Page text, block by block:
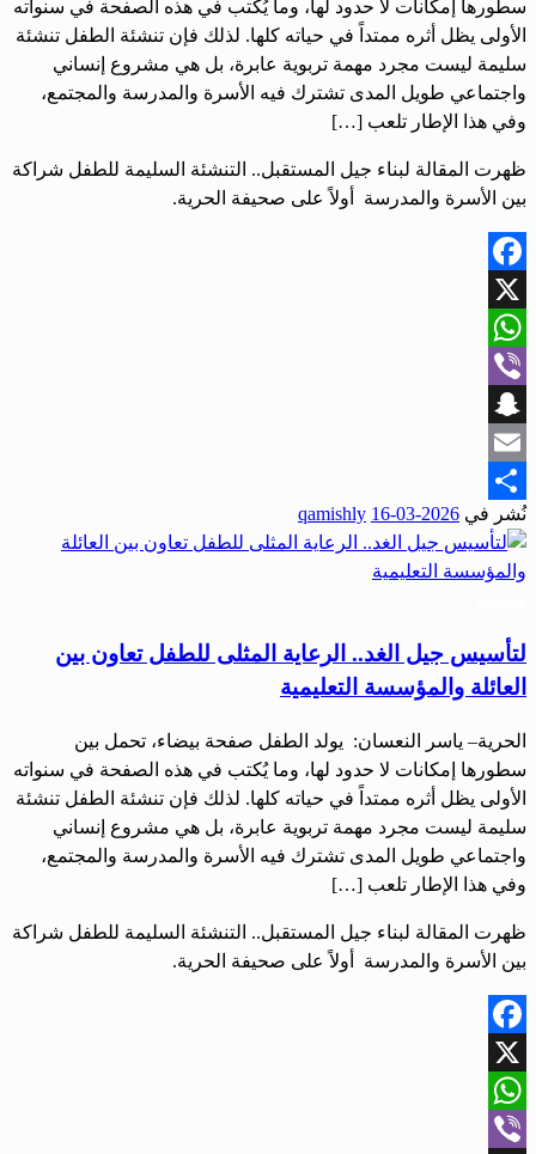
سطورها إمكانات لا حدود لها، وما يُكتب في هذه الصفحة في سنواته
الأولى يظل أثره ممتداً في حياته كلها. لذلك فإن تنشئة الطفل تنشئة
سليمة ليست مجرد مهمة تربوية عابرة، بل هي مشروع إنساني
واجتماعي طويل المدى تشترك فيه الأسرة والمدرسة والمجتمع،
وفي هذا الإطار تلعب […]
ظهرت المقالة لبناء جيل المستقبل.. التنشئة السليمة للطفل شراكة
بين الأسرة والمدرسة أولاً على صحيفة الحرية.
Facebook
X
WhatsApp
Viber
Snapchat
Email
Share
نُشر في 2026-03-16
qamishly
لتأسيس جيل الغد.. الرعاية المثلى للطفل تعاون بين
العائلة والمؤسسة التعليمية
الحرية– ياسر النعسان: يولد الطفل صفحة بيضاء، تحمل بين
سطورها إمكانات لا حدود لها، وما يُكتب في هذه الصفحة في سنواته
الأولى يظل أثره ممتداً في حياته كلها. لذلك فإن تنشئة الطفل تنشئة
سليمة ليست مجرد مهمة تربوية عابرة، بل هي مشروع إنساني
واجتماعي طويل المدى تشترك فيه الأسرة والمدرسة والمجتمع،
وفي هذا الإطار تلعب […]
ظهرت المقالة لبناء جيل المستقبل.. التنشئة السليمة للطفل شراكة
بين الأسرة والمدرسة أولاً على صحيفة الحرية.
Facebook
X
WhatsApp